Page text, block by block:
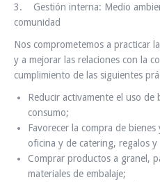
3. Gestión interna: Medio
comunidad
Nos comprometemos a practicar
y a mejorar las relaciones con la
cumplimiento de las siguientes
Reducir activamente el uso de
consumo;
Favorecer la compra de
oficina y de catering, regalos y
Comprar productos a granel,
materiales de embalaje;